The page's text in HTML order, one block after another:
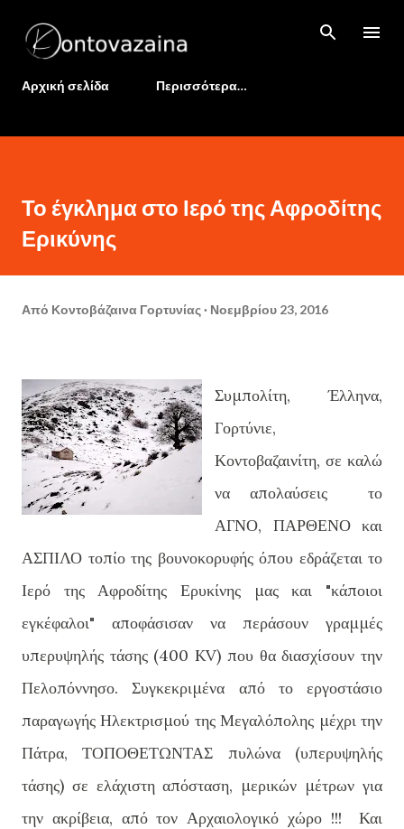
Αρχική σελίδα Περισσότερα…
Το έγκλημα στο Ιερό της Αφροδίτης
Ερικύνης
Από Κοντοβάζαινα Γορτυνίας Νοεμβρίου 23, 2016
Συμπολίτη, Έλληνα,
Γορτύνιε,
Κοντοβαζαινίτη, σε καλώ
να απολαύσεις το
ΑΓΝΟ, ΠΑΡΘΕΝΟ και
ΑΣΠΙΛΟ τοπίο της βουνοκορυφής όπου εδράζεται το
Ιερό της Αφροδίτης Ερυκίνης μας και "κάποιοι
εγκέφαλοι" αποφάσισαν να περάσουν γραμμές
υπερυψηλής τάσης (400 KV) που θα διασχίσουν την
Πελοπόννησο. Συγκεκριμένα από το εργοστάσιο
παραγωγής Ηλεκτρισμού της Μεγαλόπολης μέχρι την
Πάτρα, ΤΟΠΟΘΕΤΩΝΤΑΣ πυλώνα (υπερυψηλής
τάσης) σε ελάχιστη απόσταση, μερικών μέτρων για
την ακρίβεια, από τον Αρχαιολογικό χώρο !!! Και